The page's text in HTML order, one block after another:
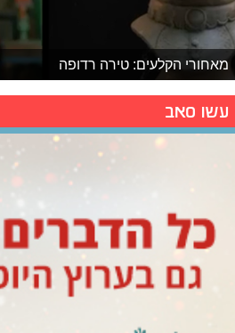
מאחורי הקלעים: טירה רדופה
עשו סאב